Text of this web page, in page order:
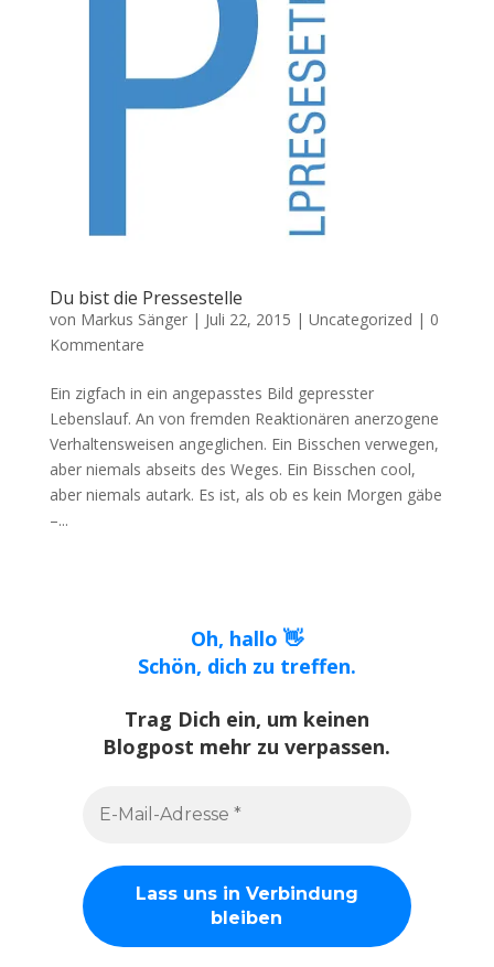
Du bist die Pressestelle
von Markus Sänger| Juli 22, 2015 | Uncategorized | 0
Kommentare
Ein zigfach in ein angepasstes Bild gepresster
Lebenslauf. An von fremden Reaktionären anerzogene
Verhaltensweisen angeglichen. Ein Bisschen verwegen,
aber niemals abseits des Weges. Ein Bisschen cool,
aber niemals autark. Es ist, als ob es kein Morgen gäbe
–...
Oh, hallo 👋
Schön, dich zu treffen.
Trag Dich ein, um keinen
Blogpost mehr zu verpassen.